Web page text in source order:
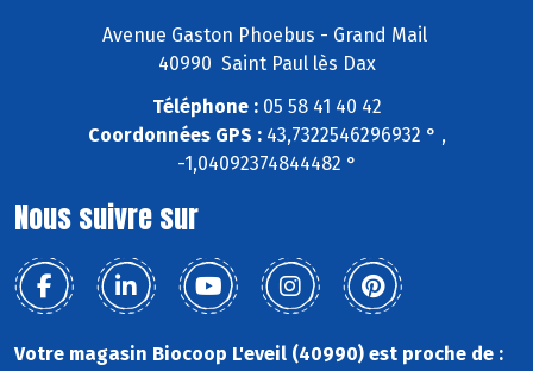
Avenue Gaston Phoebus - Grand Mail
40990 Saint Paul lès Dax
Téléphone :05 58 41 40 42
Coordonnées GPS :43,7322546296932 ° ,
-1,04092374844482 °
Nous suivre sur
Votre magasin Biocoop L'eveil (40990) est proche de :